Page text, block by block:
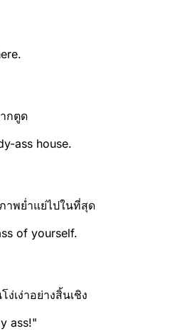
กตูด
ass house.
าพย่ำแย่ไปในที่สุด
of yourself.
เง่าอย่างสิ้นเชิง
ass!"